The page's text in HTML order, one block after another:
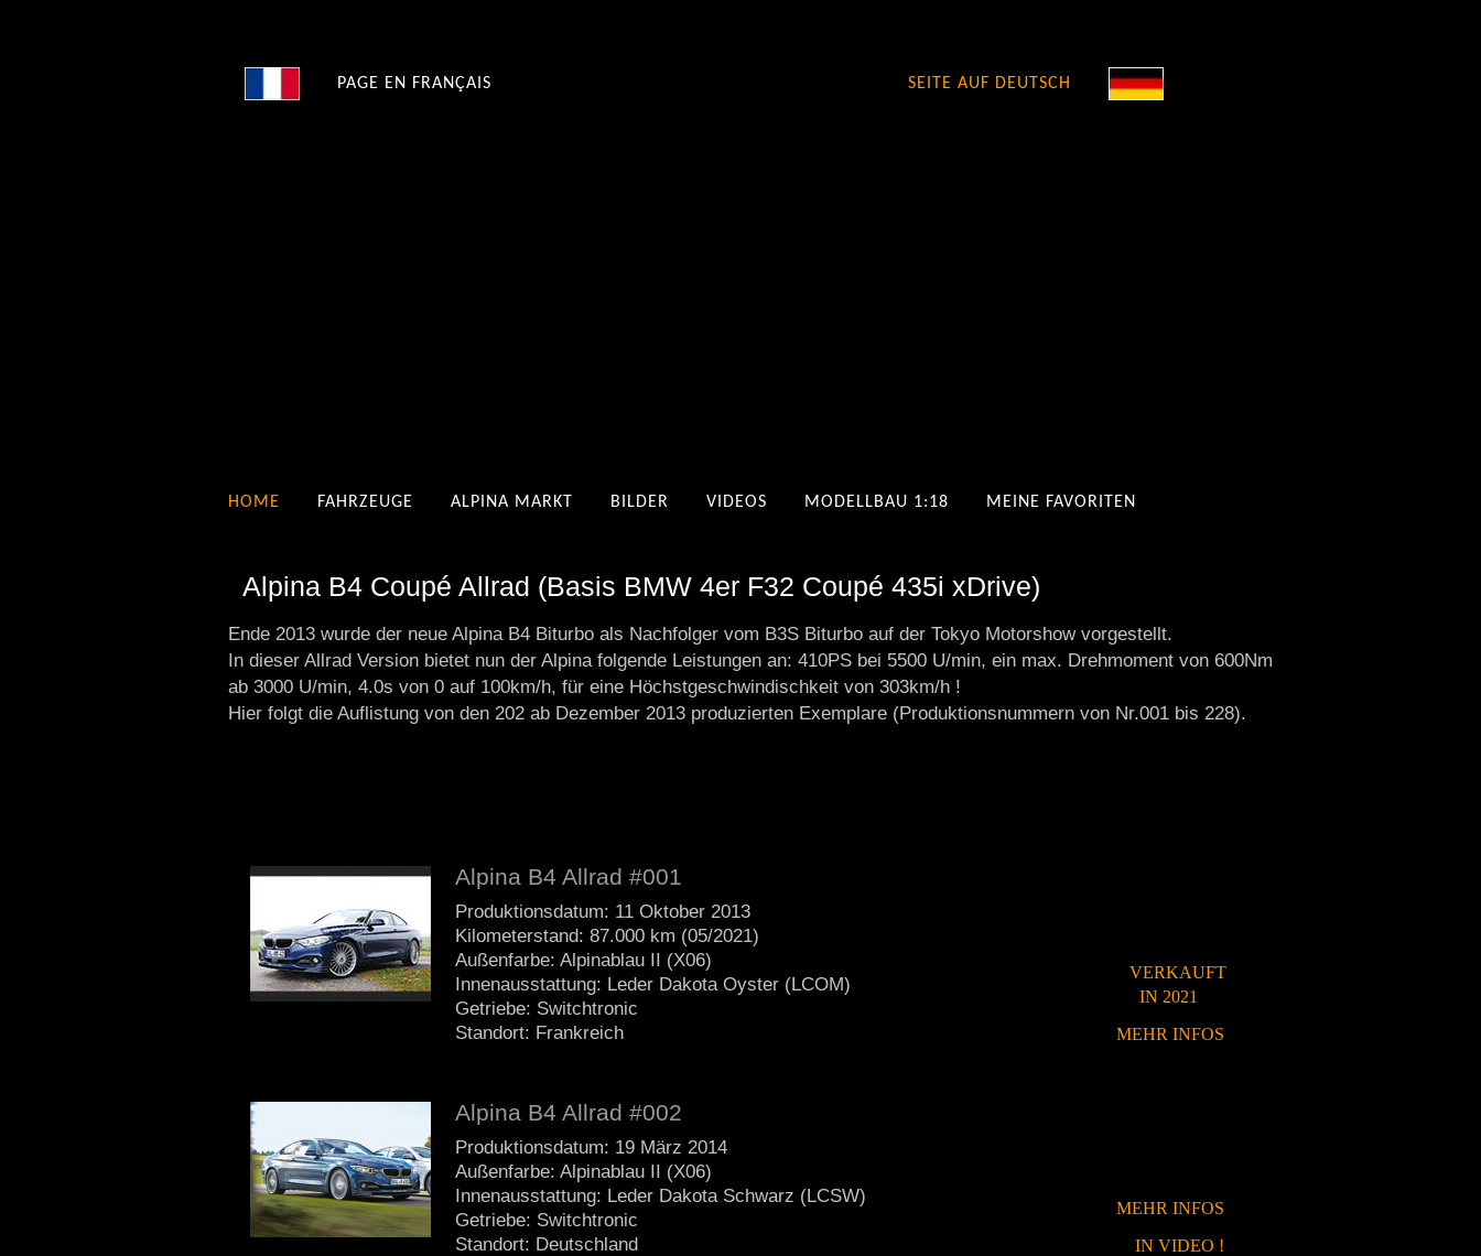
PAGE EN FRANÇAIS SEITE AUF DEUTSCH
HOME FAHRZEUGE ALPINA MARKT BILDER VIDEOS MODELLBAU 1:18 MEINE FAVORITEN
Alpina B4 Coupé Allrad (Basis BMW 4er F32 Coupé 435i xDrive)
Ende 2013 wurde der neue Alpina B4 Biturbo als Nachfolger vom B3S Biturbo auf der Tokyo Motorshow vorgestellt.
In dieser Allrad Version bietet nun der Alpina folgende Leistungen an: 410PS bei 5500 U/min, ein max. Drehmoment von 600Nm
ab 3000 U/min, 4.0s von 0 auf 100km/h, für eine Höchstgeschwindischkeit von 303km/h !
Hier folgt die Auflistung von den 202 ab Dezember 2013 produzierten Exemplare (Produktionsnummern von Nr.001 bis 228).
Alpina B4 Allrad #001
Produktionsdatum: 11 Oktober 2013
Kilometerstand: 87.000 km (05/2021)
Außenfarbe: Alpinablau II (X06)
Innenausstattung: Leder Dakota Oyster (LCOM)
Getriebe: Switchtronic
Standort: Frankreich
VERKAUFT
IN 2021
MEHR INFOS
Alpina B4 Allrad #002
Produktionsdatum: 19 März 2014
Außenfarbe: Alpinablau II (X06)
Innenausstattung: Leder Dakota Schwarz (LCSW)
Getriebe: Switchtronic
Standort: Deutschland
MEHR INFOS
IN VIDEO !